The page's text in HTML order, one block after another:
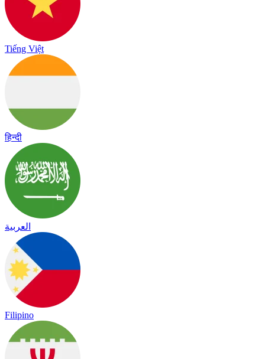
Tiếng Việt
हिन्दी
العربية
Filipino